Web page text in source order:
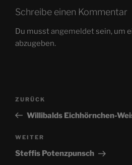
Schreibe einen Kommentar
Du musstangemeldetsein, um
abzugeben.
Beitragsnavigation
Vorheriger
Beitrag
ZURÜCK
Willibalds Eichhörnchen-
Nächster
Beitrag
WEITER
Steffis Potenzpunsch